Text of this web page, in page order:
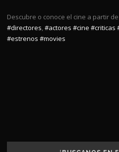
Descubre o conoce el cine a partir
#directores,#actores #cine #criticas
#estrenos #movies